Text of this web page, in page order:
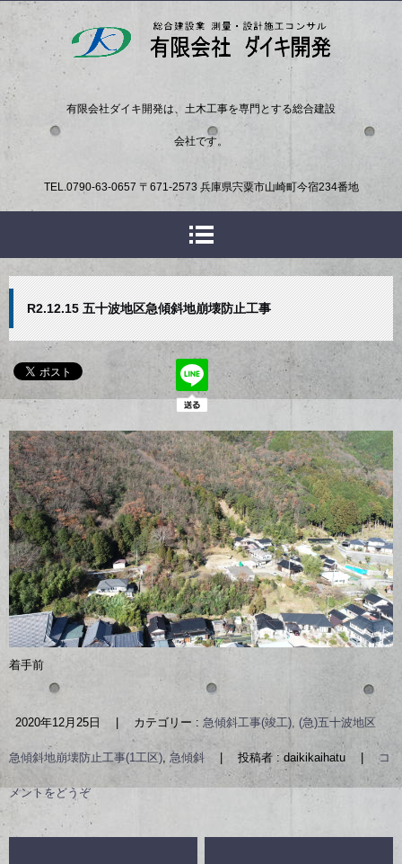
有限会社ダイキ開発は、土木工事を専門とする総合建設
会社です。
TEL. 0790-63-0657 〒671-2573 兵庫県宍粟市山崎町今宿234番地
R2.12.15 五十波地区急傾斜地崩壊防止工事
着手前
2020年12月25日 | カテゴリー : 急傾斜工事(竣工), (急)五十波地区
急傾斜地崩壊防止工事(1工区) 急傾斜 | 投稿者 : daikikaihatu | コ
メントをどうぞ